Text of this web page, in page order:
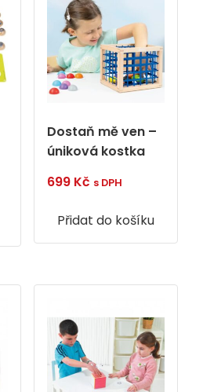
Dostaň mě ven –
úniková kostka
699 Kč s DPH
Přidat do košíku